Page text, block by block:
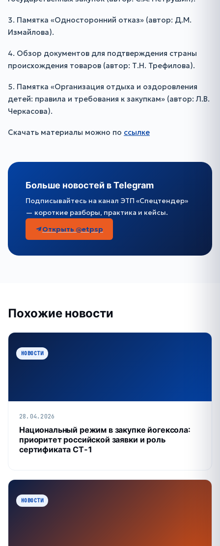
3. Памятка «Односторонний отказ» (автор: Д.М.
Измайлова).
4. Обзор документов для подтверждения страны
происхождения товаров (автор: Т.Н. Трефилова).
5. Памятка «Организация отдыха и оздоровления
детей: правила и требования к закупкам» (автор: Л.В.
Черкасова).
Скачать материалы можно по ссылке
Больше новостей в Telegram
Подписывайтесь на канал ЭТП «Спецтендер»
— короткие разборы, практика и кейсы.
Открыть @etpsp
Похожие новости
НОВОСТИ
28.04.2026
Национальный режим в закупке йогексола:
приоритет российской заявки и роль
сертификата СТ‑1
НОВОСТИ